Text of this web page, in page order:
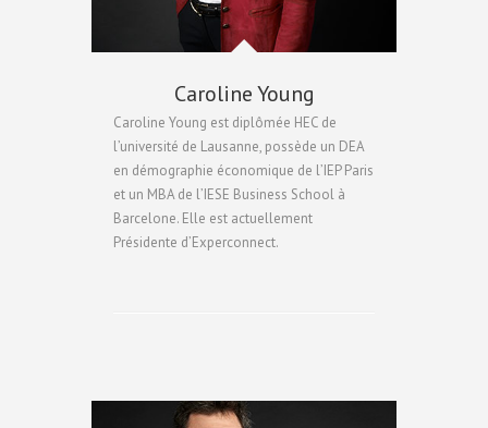
Caroline Young
Caroline Young est diplômée HEC de
l’université de Lausanne, possède un DEA
en démographie économique de l’IEP Paris
et un MBA de l’IESE Business School à
Barcelone. Elle est actuellement
Présidente d’Experconnect.